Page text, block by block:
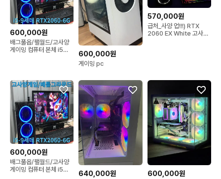
600,000원
배그풀옵/팰월드/고사양
게이밍 컴퓨터 본체 i5
600,000원
게이밍 pc
570,000원
급처_사양 업!!!) RTX
2060 EX White 고사양
600,000원
배그풀옵/팰월드/고사양
게이밍 컴퓨터 본체 i5
640,000원 600,000원